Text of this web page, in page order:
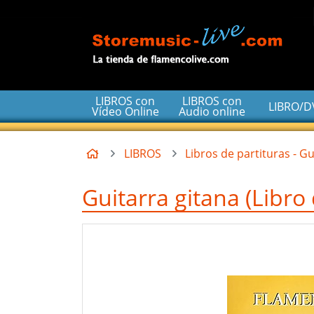
LIBROS con
Vídeo Online
LIBROS con
Audio online LIBRO/
InicioLIBROS Libros de partituras -
Guitarra gitana